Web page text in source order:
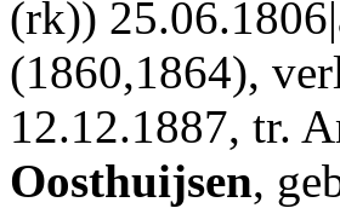
(rk))
(1860,1864),
12.12.1887, tr.
Oosthuijsen,